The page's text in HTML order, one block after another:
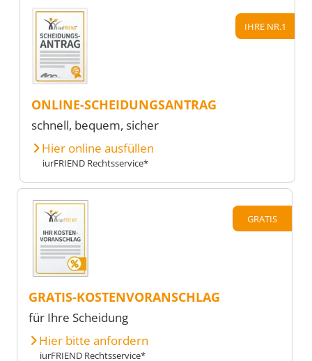
IHRE NR.1
ONLINE-SCHEIDUNGSANTRAG
schnell, bequem, sicher
Hier online ausfüllen
iurFRIEND Rechtsservice*
GRATIS
GRATIS-KOSTENVORANSCHLAG
für Ihre Scheidung
Hier bitte anfordern
iurFRIEND Rechtsservice*